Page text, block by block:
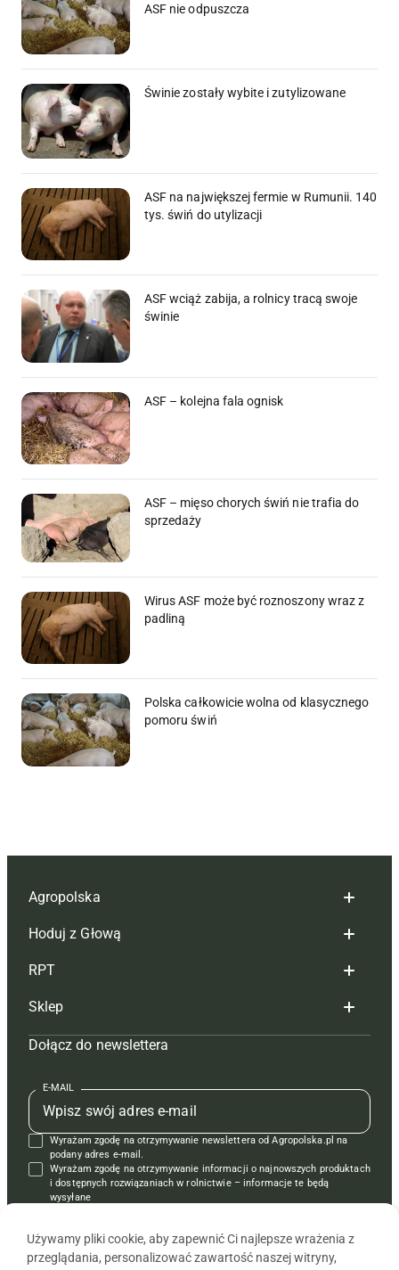
ASF nie odpuszcza
Świnie zostały wybite i zutylizowane
ASF na największej fermie w Rumunii. 140
tys. świń do utylizacji
ASF wciąż zabija, a rolnicy tracą swoje
świnie
ASF – kolejna fala ognisk
ASF – mięso chorych świń nie trafia do
sprzedaży
Wirus ASF może być roznoszony wraz z
padliną
Polska całkowicie wolna od klasycznego
pomoru świń
Agropolska
Redakcja
Reklama
Tagi
Mapa serwisu
Kontakt
Regulamin
Polityka prywatności
Hoduj z Głową
Hoduj z głową bydło
Hoduj z głową świnie
Prenumerata
Redakcja
Kontakt
Reklama
RPT
Redakcja
Prenumerata
Reklama
Kontakt
Krzyżówki
Sklep
Czasopisma i prenumerata
Książki
Regulamin
Dołącz do newslettera
E-MAIL
Wyrażam zgodę na otrzymywanie newslettera od Agropolska.pl na
podany adres e-mail.
Wyrażam zgodę na otrzymywanie informacji o najnowszych produktach
i dostępnych rozwiązaniach w rolnictwie – informacje te będą
wysyłane
Używamy pliki cookie, aby zapewnić Ci najlepsze wrażenia z
przeglądania, personalizować zawartość naszej witryny,